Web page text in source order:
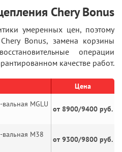
Chery Bonus
умеренных цен, поэтому
Bonus, замена корзины
операции
качестве работ.
Цена
MGLU
от 8900/9400 руб.
M38
от 9300/9800 руб.